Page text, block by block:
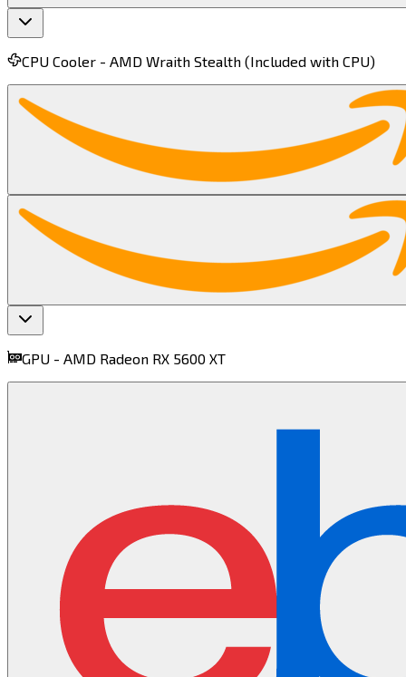
CPU Cooler - AMD Wraith Stealth (Included with CPU)​​​​‌ ‍ ​‍​‍‌‍ ‌ ​‍‌‍‍‌‌‍‌ ‌‍‍‌‌‍ ‍​‍​‍​ ‍‍​‍​‍‌ ​ ‌‍​‌‌‍ ‍‌‍‍‌‌ ‌​‌ ‍‌​‍ ‍‌‍‍‌‌‍ ​‍​‍​‍ ​​‍​‍‌‍‍​‌ ​‍‌‍‌‌‌‍‌‍​‍​‍​ ‍‍​‍​‍​‍ ‌‍​‌‌‍‌​‌‍ ‌‌‍‍‌‌‍ ‍​‍ ‌‍‍‌‌‍ ‍‌ ‌​‌‍‌‌‌‍ ‍‌ ‌​​‍ ‌‍‌‌‌‍‌​‌‍‍‌‌ ‌​​‍ ‌‍ ‌‌‍ ‌‍‌​‌‍‌‌​ ‌‌ ​​‌ ​‍‌‍‌‌‌ ​ ‌‍‌‌‌‍ ‍‌ ‌​‌‍​‌‌ ‌​‌‍‍‌‌‍ ‌‍ ‍​ ‍ ‌‍‍‌‌‍‌​​ ‌‌‍‌​‌‍​ ‌‍​‍​ ‍‌‌‍​‌​ ​‍‌‍‌‍​ ​ ​‍ ‌​ ‌ ​ ‍‌​ ​‌​ ​ ​‍ ‌​ ‌​​ ​ ‌‍​‌‌‍​‌​‍ ‌​ ‍​‌‍​‍​ ‌‌​ ‌ ​‍ ‌‌‍​‌​ ​‌​ ​ ‌‍‌‌‌‍​ ​ ‌‌​ ‌‍​ ​‍​ ‍‌​ ‍‌‌‍​‌​ ‌‍​ ‍ ‌ ‌​‌ ‍‌‌ ​​‌‍‌‌​ ‌‌‍​ ‌ ​​‌ ‌‌‌‍​ ‌‍ ‌‍ ‌‍ ​‌‍‌‌‌ ​‍​ ‍ ‌ ​​‌‍​‌‌ ‌​‌‍‍​​ ‌‌‍ ‍‌‍​‌‌‍ ‌‌‍‌‌​ ‌‍​‍‌‍​‌‌ ​ ‌‍‌‌‌‌‌‌‌ ​‍‌‍ ​​ ‌​‍‌‌​ ​‍‌​‌‍‌‍​‌‌‍‌​‌‍ ‌‌‍‍‌‌‍ ‍​‍‌‍‌‍‍‌‌‍‌​​ ‌‌‍‌​‌‍​ ‌‍​‍​ ‍‌‌‍​‌​ ​‍‌‍‌‍​ ​ ​‍ ‌​ ‌ ​ ‍‌​ ​‌​ ​ ​‍ ‌​ ‌​​ ​ ‌‍​‌‌‍​‌​‍ ‌​ ‍​‌‍​‍​ ‌‌​ ‌ ​‍ ‌‌‍​‌​ ​‌​ ​ ‌‍‌‌‌‍​ ​ ‌‌​ ‌‍​ ​‍​ ‍‌​ ‍‌‌‍​‌​ ‌‍​‍‌‍‌ ‌​‌ ‍‌‌ ​​‌‍‌‌​ ‌‌‍​ ‌ ​​‌ ‌‌‌‍​ ‌‍ ‌‍ ‌‍ ​‌‍‌‌‌ ​‍​‍‌‍‌ ​​‌‍​‌‌ ‌​‌‍‍​​ ‌‌‍ ‍‌‍​‌‌‍ ‌‌‍‌‌​‍‌‍‌ ​​‌‍‌‌‌ ​‍‌ ​ ‌ ​​‌‍‌‌‌‍​ ‌ ‌​‌‍‍‌‌ ‌‍‌‍‌‌​ ‌‌ ​​‌ ‌‌‌‍​‍‌‍ ​‌‍‍‌‌ ​ ‌‍‍​‌‍‌‌‌‍‌​​‍​‍‌ ‌
GPU - AMD Radeon RX 5600 XT​​​​‌ ‍ ​‍​‍‌‍ ‌ ​‍‌‍‍‌‌‍‌ ‌‍‍‌‌‍ ‍​‍​‍​ ‍‍​‍​‍‌ ​ ‌‍​‌‌‍ ‍‌‍‍‌‌ ‌​‌ ‍‌​‍ ‍‌‍‍‌‌‍ ​‍​‍​‍ ​​‍​‍‌‍‍​‌ ​‍‌‍‌‌‌‍‌‍​‍​‍​ ‍‍​‍​‍​‍ ‌‍​‌‌‍‌​‌‍ ‌‌‍‍‌‌‍ ‍​‍ ‌‍‍‌‌‍ ‍‌ ‌​‌‍‌‌‌‍ ‍‌ ‌​​‍ ‌‍‌‌‌‍‌​‌‍‍‌‌ ‌​​‍ ‌‍ ‌‌‍ ‌‍‌​‌‍‌‌​ ‌‌ ​​‌ ​‍‌‍‌‌‌ ​ ‌‍‌‌‌‍ ‍‌ ‌​‌‍​‌‌ ‌​‌‍‍‌‌‍ ‌‍ ‍​ ‍ ‌‍‍‌‌‍‌​​ ‌​ ‌‍​ ​​‌‍​‍​ ‌‍​ ‌‍​ ‌​​ ‍‌‌‍​‍​‍ ‌​ ‌ ‌‍​‍​ ​ ​ ‌​​‍ ‌​ ‌​​ ‍​​ ​‍‌‍‌​​‍ ‌‌‍​‍‌‍​‍​ ‌‌​ ​​​‍ ‌‌‍‌‍​ ‍​‌‍​‍​ ‍‌​ ‌​​ ​‌​ ‌‍​ ​‍​ ‌​​ ​ ​ ‌ ‌‍​‍​ ‍ ‌ ‌​‌ ‍‌‌ ​​‌‍‌‌​ ‌‌‍‌ ‌ ​​‌ ‌‌​ ‍ ‌ ​​‌‍​‌‌ ‌​‌‍‍​​ ‌‌‍ ‍‌‍​‌‌‍ ‌‌‍‌‌​ ‌‍​‍‌‍​‌‌ ​ ‌‍‌‌‌‌‌‌‌ ​‍‌‍ ​​ ‌​‍‌‌​ ​‍‌​‌‍‌‍​‌‌‍‌​‌‍ ‌‌‍‍‌‌‍ ‍​‍‌‍‌‍‍‌‌‍‌​​ ‌​ ‌‍​ ​​‌‍​‍​ ‌‍​ ‌‍​ ‌​​ ‍‌‌‍​‍​‍ ‌​ ‌ ‌‍​‍​ ​ ​ ‌​​‍ ‌​ ‌​​ ‍​​ ​‍‌‍‌​​‍ ‌‌‍​‍‌‍​‍​ ‌‌​ ​​​‍ ‌‌‍‌‍​ ‍​‌‍​‍​ ‍‌​ ‌​​ ​‌​ ‌‍​ ​‍​ ‌​​ ​ ​ ‌ ‌‍​‍​‍‌‍‌ ‌​‌ ‍‌‌ ​​‌‍‌‌​ ‌‌‍‌ ‌ ​​‌ ‌‌​‍‌‍‌ ​​‌‍​‌‌ ‌​‌‍‍​​ ‌‌‍ ‍‌‍​‌‌‍ ‌‌‍‌‌​‍‌‍‌ ​​‌‍‌‌‌ ​‍‌ ​ ‌ ​​‌‍‌‌‌‍​ ‌ ‌​‌‍‍‌‌ ‌‍‌‍‌‌​ ‌‌ ​​‌ ‌‌‌‍​‍‌‍ ​‌‍‍‌‌ ​ ‌‍‍​‌‍‌‌‌‍‌​​‍​‍‌ ‌